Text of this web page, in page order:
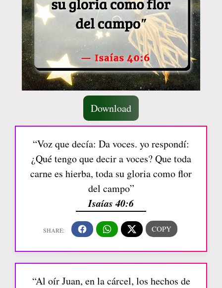
Download
“Voz que decía: Da voces. yo respondí:
¿Qué tengo que decir a voces? Que toda
carne es hierba, toda su gloria como flor
del campo”
Isaías 40:6
“Al oír Juan, en la cárcel, los hechos de